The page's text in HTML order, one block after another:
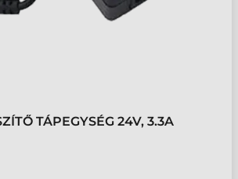
TÁPEGYSÉG 24V, 3.3A